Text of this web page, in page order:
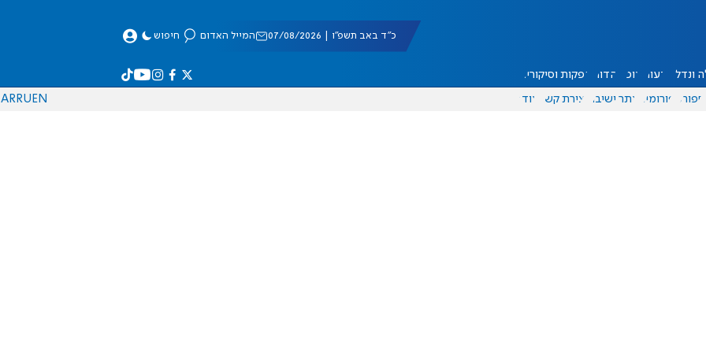
כ"ד באב תשפ"ו | 07/08/2026 המייל האדום חיפוש
ונדל"ן דעות אוכל יהדות הפקות וסיקורים
ספורט פורומים אתר ישיבה יצירת קשר עוד EN
RU
AR